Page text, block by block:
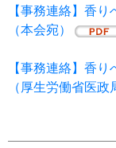
【事務連絡】香
（本会宛）
【事務連絡】香
（厚生労働省医